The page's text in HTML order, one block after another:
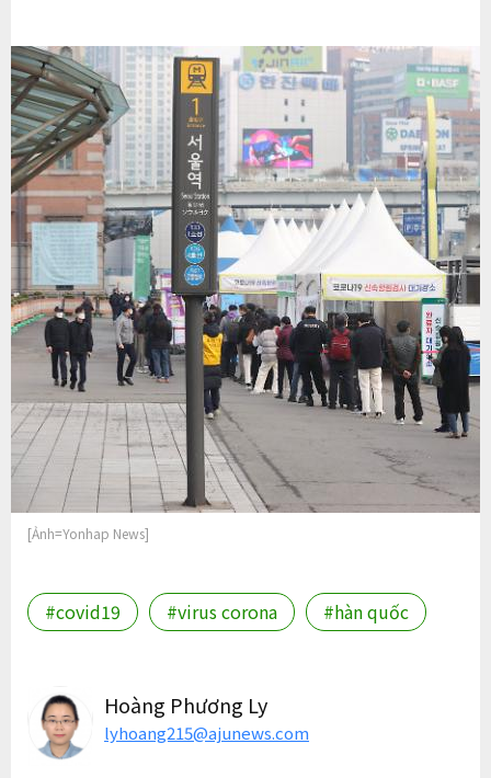
[Ảnh=Yonhap News]
#covid19 #virus corona #hàn quốc
Hoàng Phương Ly
lyhoang215@ajunews.com